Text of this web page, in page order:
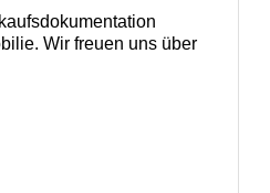
Wir freuen uns über